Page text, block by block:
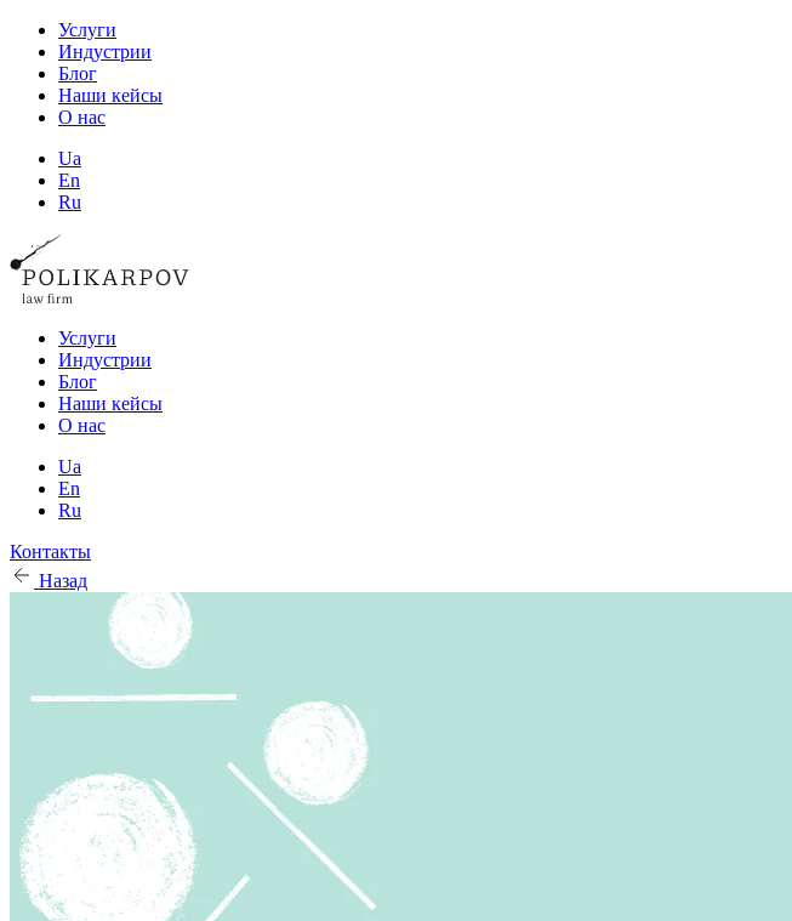
Услуги
Индустрии
Блог
Наши кейсы
О нас
Ua
En
Ru
Услуги
Индустрии
Блог
Наши кейсы
О нас
Ua
En
Ru
Контакты
Назад